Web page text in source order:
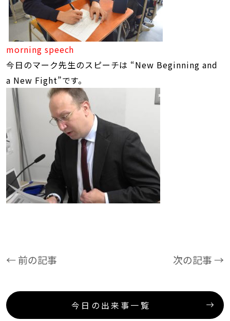
morning speech
今日のマーク先生のスピーチは “New Beginning and
a New Fight”です。
← 前の記事 次の記事 →
今日の出来事一覧